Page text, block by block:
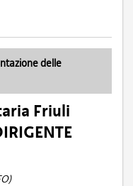
delle
Friuli